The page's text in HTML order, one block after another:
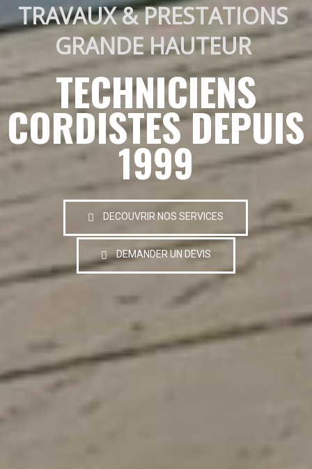
TRAVAUX & PRESTATIONS
GRANDE HAUTEUR
TECHNICIENS
CORDISTES DEPUIS
1999
DECOUVRIR NOS SERVICES
DEMANDER UN DEVIS